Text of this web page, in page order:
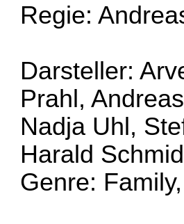
Regie:
Darsteller:
Prahl,
Nadja Uhl,
Harald
Genre: